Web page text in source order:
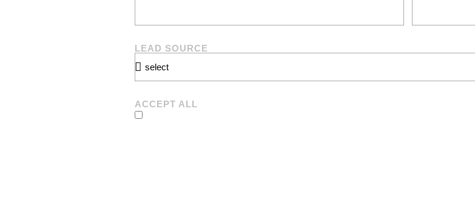
LEAD SOURCE
ACCEPT ALL